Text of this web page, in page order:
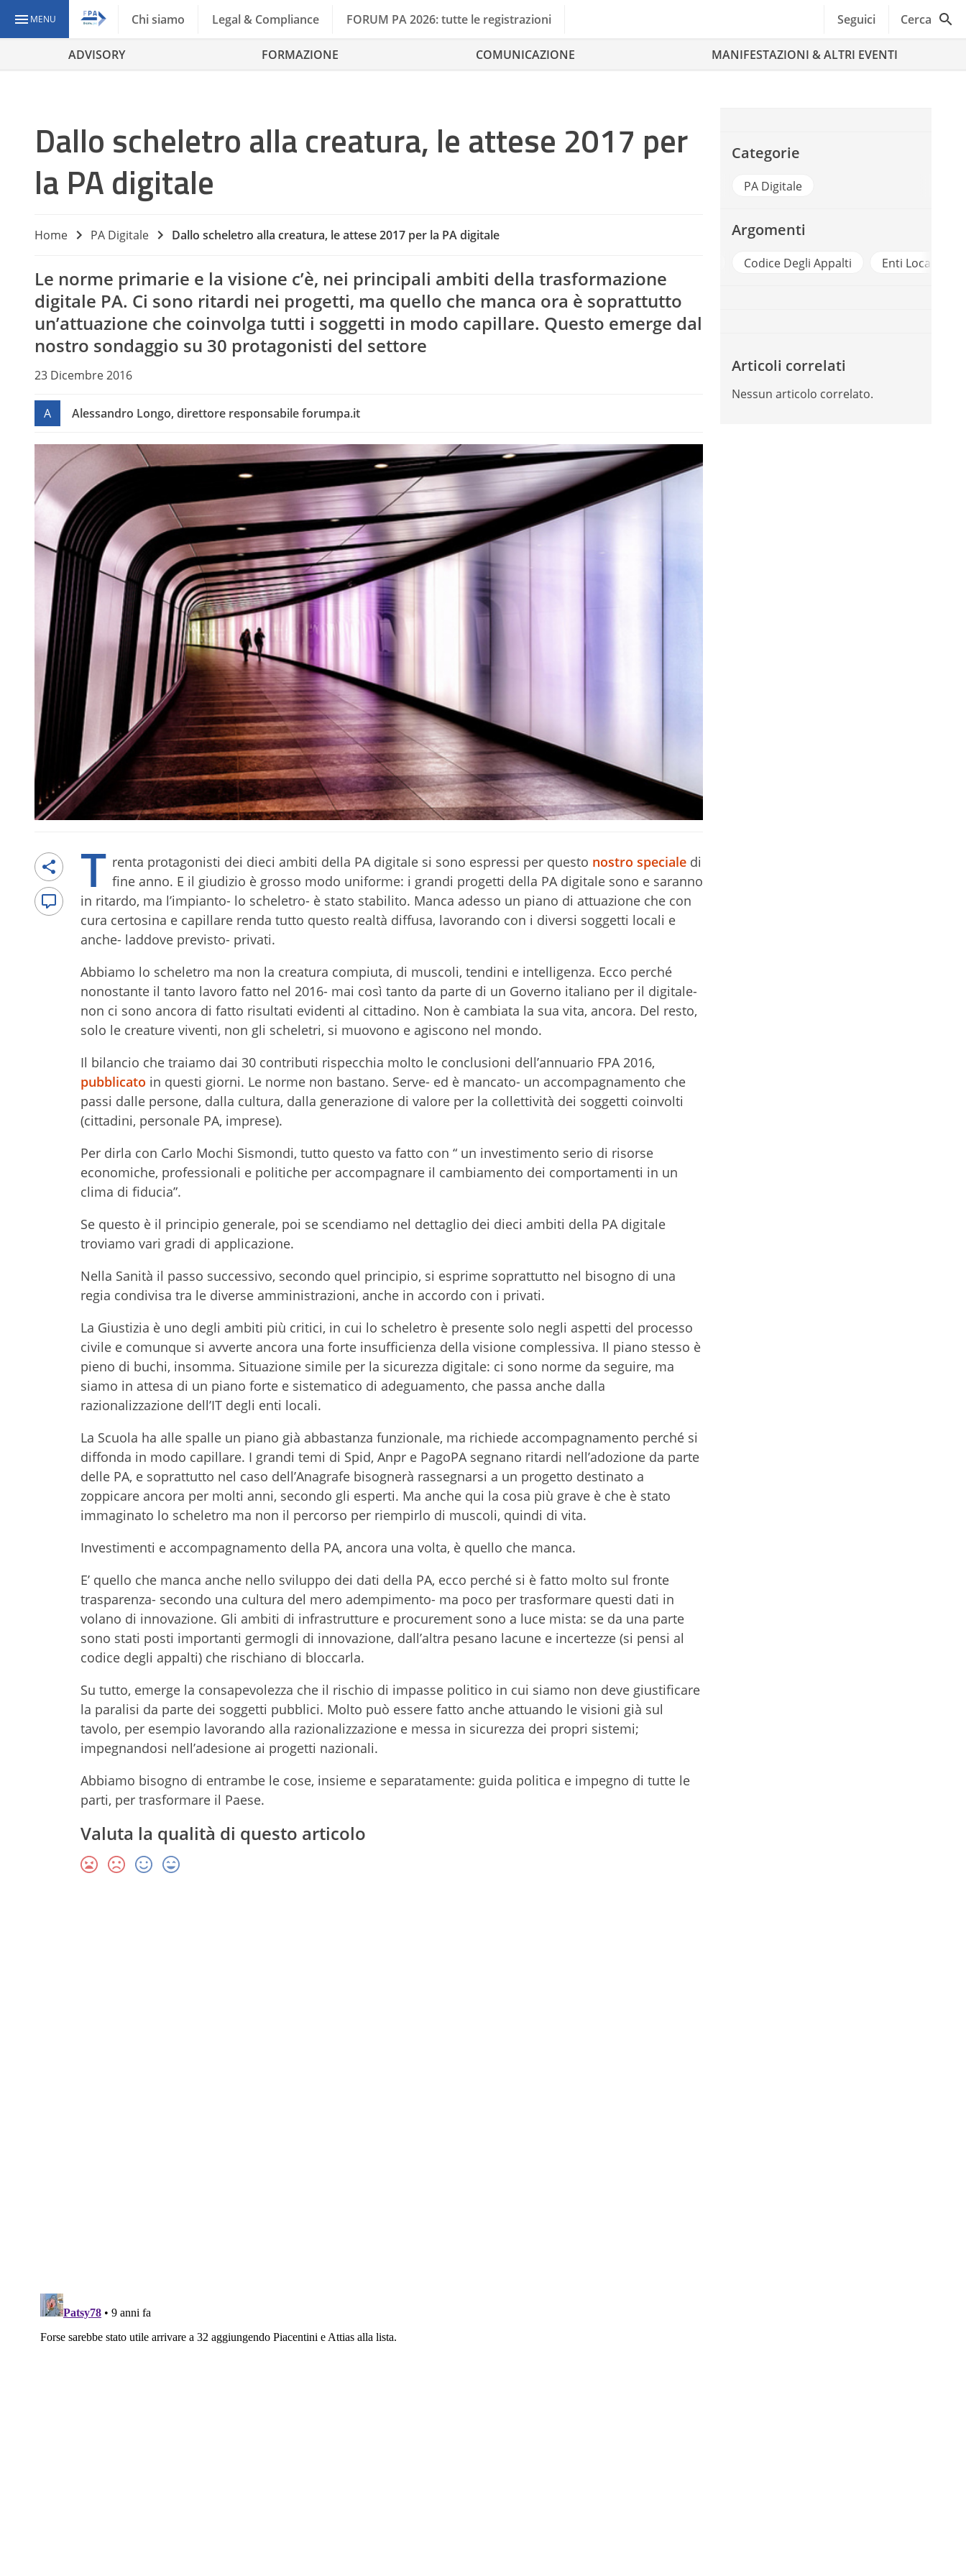
MENU Chi siamo Legal & Compliance FORUM PA 2026: tutte le registrazioni Seguici Cerca
ADVISORY FORMAZIONE COMUNICAZIONE MANIFESTAZIONI & ALTRI EVENTI
Dallo scheletro alla creatura, le attese 2017 per
la PA digitale
Home PA Digitale Dallo scheletro alla creatura, le attese 2017 per la PA digitale
Le norme primarie e la visione c’è, nei principali ambiti della trasformazione
digitale PA. Ci sono ritardi nei progetti, ma quello che manca ora è soprattutto
un’attuazione che coinvolga tutti i soggetti in modo capillare. Questo emerge dal
nostro sondaggio su 30 protagonisti del settore
23 Dicembre 2016
A Alessandro Longo, direttore responsabile forumpa.it
T renta protagonisti dei dieci ambiti della PA digitale si sono espressi per questo nostro speciale di
fine anno. E il giudizio è grosso modo uniforme: i grandi progetti della PA digitale sono e saranno
in ritardo, ma l’impianto- lo scheletro- è stato stabilito. Manca adesso un piano di attuazione che con
cura certosina e capillare renda tutto questo realtà diffusa, lavorando con i diversi soggetti locali e
anche- laddove previsto- privati.
Abbiamo lo scheletro ma non la creatura compiuta, di muscoli, tendini e intelligenza. Ecco perché
nonostante il tanto lavoro fatto nel 2016- mai così tanto da parte di un Governo italiano per il digitale-
non ci sono ancora di fatto risultati evidenti al cittadino. Non è cambiata la sua vita, ancora. Del resto,
solo le creature viventi, non gli scheletri, si muovono e agiscono nel mondo.
Il bilancio che traiamo dai 30 contributi rispecchia molto le conclusioni dell’annuario FPA 2016,
pubblicato in questi giorni. Le norme non bastano. Serve- ed è mancato- un accompagnamento che
passi dalle persone, dalla cultura, dalla generazione di valore per la collettività dei soggetti coinvolti
(cittadini, personale PA, imprese).
Per dirla con Carlo Mochi Sismondi, tutto questo va fatto con “ un investimento serio di risorse
economiche, professionali e politiche per accompagnare il cambiamento dei comportamenti in un
clima di fiducia”.
Se questo è il principio generale, poi se scendiamo nel dettaglio dei dieci ambiti della PA digitale
troviamo vari gradi di applicazione.
Nella Sanità il passo successivo, secondo quel principio, si esprime soprattutto nel bisogno di una
regia condivisa tra le diverse amministrazioni, anche in accordo con i privati.
La Giustizia è uno degli ambiti più critici, in cui lo scheletro è presente solo negli aspetti del processo
civile e comunque si avverte ancora una forte insufficienza della visione complessiva. Il piano stesso è
pieno di buchi, insomma. Situazione simile per la sicurezza digitale: ci sono norme da seguire, ma
siamo in attesa di un piano forte e sistematico di adeguamento, che passa anche dalla
razionalizzazione dell’IT degli enti locali.
La Scuola ha alle spalle un piano già abbastanza funzionale, ma richiede accompagnamento perché si
diffonda in modo capillare. I grandi temi di Spid, Anpr e PagoPA segnano ritardi nell’adozione da parte
delle PA, e soprattutto nel caso dell’Anagrafe bisognerà rassegnarsi a un progetto destinato a
zoppicare ancora per molti anni, secondo gli esperti. Ma anche qui la cosa più grave è che è stato
immaginato lo scheletro ma non il percorso per riempirlo di muscoli, quindi di vita.
Investimenti e accompagnamento della PA, ancora una volta, è quello che manca.
E’ quello che manca anche nello sviluppo dei dati della PA, ecco perché si è fatto molto sul fronte
trasparenza- secondo una cultura del mero adempimento- ma poco per trasformare questi dati in
volano di innovazione. Gli ambiti di infrastrutture e procurement sono a luce mista: se da una parte
sono stati posti importanti germogli di innovazione, dall’altra pesano lacune e incertezze (si pensi al
codice degli appalti) che rischiano di bloccarla.
Su tutto, emerge la consapevolezza che il rischio di impasse politico in cui siamo non deve giustificare
la paralisi da parte dei soggetti pubblici. Molto può essere fatto anche attuando le visioni già sul
tavolo, per esempio lavorando alla razionalizzazione e messa in sicurezza dei propri sistemi;
impegnandosi nell’adesione ai progetti nazionali.
Abbiamo bisogno di entrambe le cose, insieme e separatamente: guida politica e impegno di tutte le
parti, per trasformare il Paese.
Valuta la qualità di questo articolo
Categorie
PA Digitale
Argomenti
Codice Degli Appalti Enti Locali
Articoli correlati
Nessun articolo correlato.